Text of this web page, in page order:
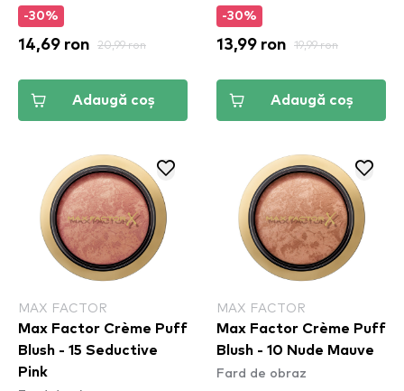
-30%
14,69 ron 20,99 ron
Adaugă coș
-30%
13,99 ron 19,99 ron
Adaugă coș
MAX FACTOR
Max Factor Crème Puff
Blush - 15 Seductive
Pink
MAX FACTOR
Max Factor Crème Puff
Blush - 10 Nude Mauve
Fard de obraz